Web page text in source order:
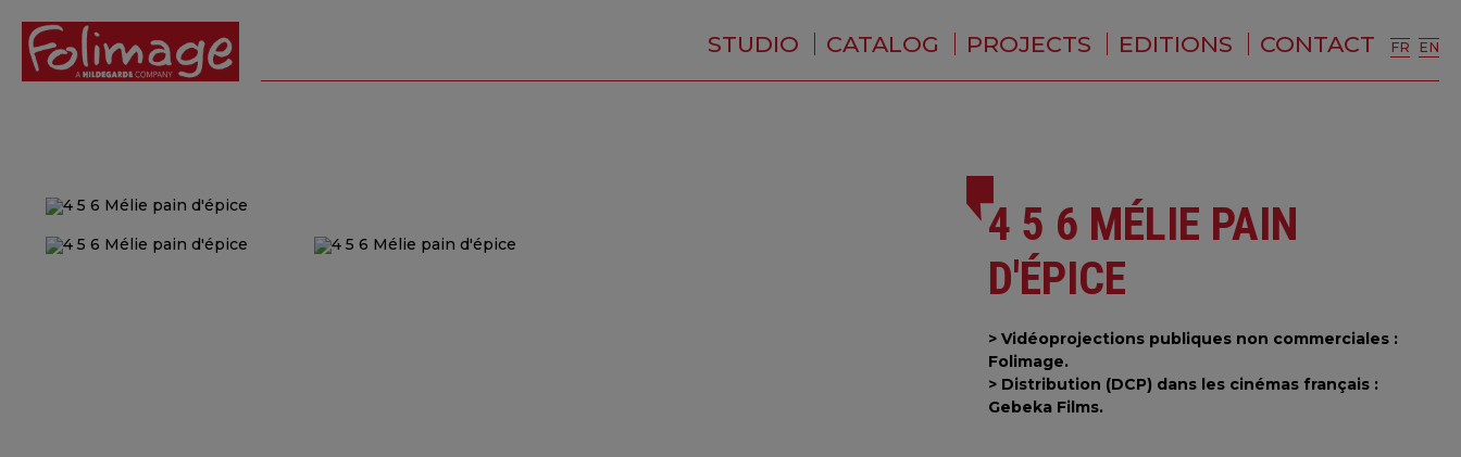
STUDIO
WHO ARE WE ?
CATALOG PROJECTS EDITIONS CONTACT FR EN
4 5 6 MÉLIE PAIN
D'ÉPICE
> Vidéoprojections publiques non commerciales :
Folimage.
> Distribution (DCP) dans les cinémas français :
Gebeka Films.